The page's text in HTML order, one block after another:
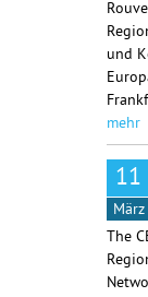
und
mehr
11
März
The